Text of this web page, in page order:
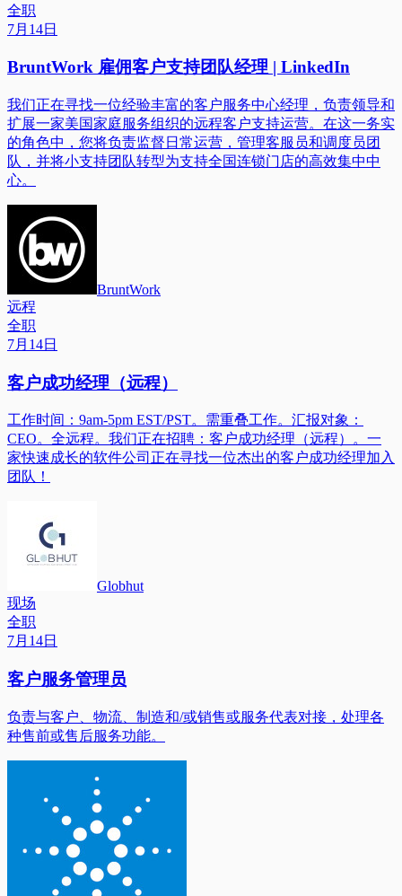
全职
7月14日
BruntWork 雇佣客户支持团队经理 | LinkedIn
我们正在寻找一位经验丰富的客户服务中心经理，负责领导和
扩展一家美国家庭服务组织的远程客户支持运营。在这一务实
的角色中，您将负责监督日常运营，管理客服员和调度员团
队，并将小支持团队转型为支持全国连锁门店的高效集中中
心。
BruntWork
远程
全职
7月14日
客户成功经理（远程）
工作时间：9am-5pm EST/PST。需重叠工作。汇报对象：
CEO。全远程。我们正在招聘：客户成功经理（远程）。一
家快速成长的软件公司正在寻找一位杰出的客户成功经理加入
团队！
Globhut
现场
全职
7月14日
客户服务管理员
负责与客户、物流、制造和/或销售或服务代表对接，处理各
种售前或售后服务功能。